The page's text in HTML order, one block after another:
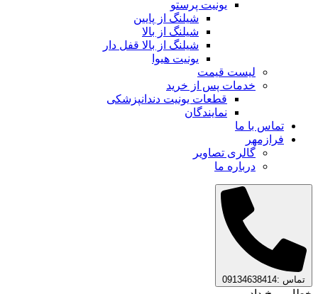
یونیت پرستو
شیلنگ از پایین
شیلنگ از بالا
شیلنگ از بالا قفل دار
یونیت هیوا
لیست قیمت
خدمات پس از خرید
قطعات یونیت دندانپزشکی
نمایندگان
تماس با ما
فرازمهر
گالری تصاویر
درباره ما
تماس :09134638414